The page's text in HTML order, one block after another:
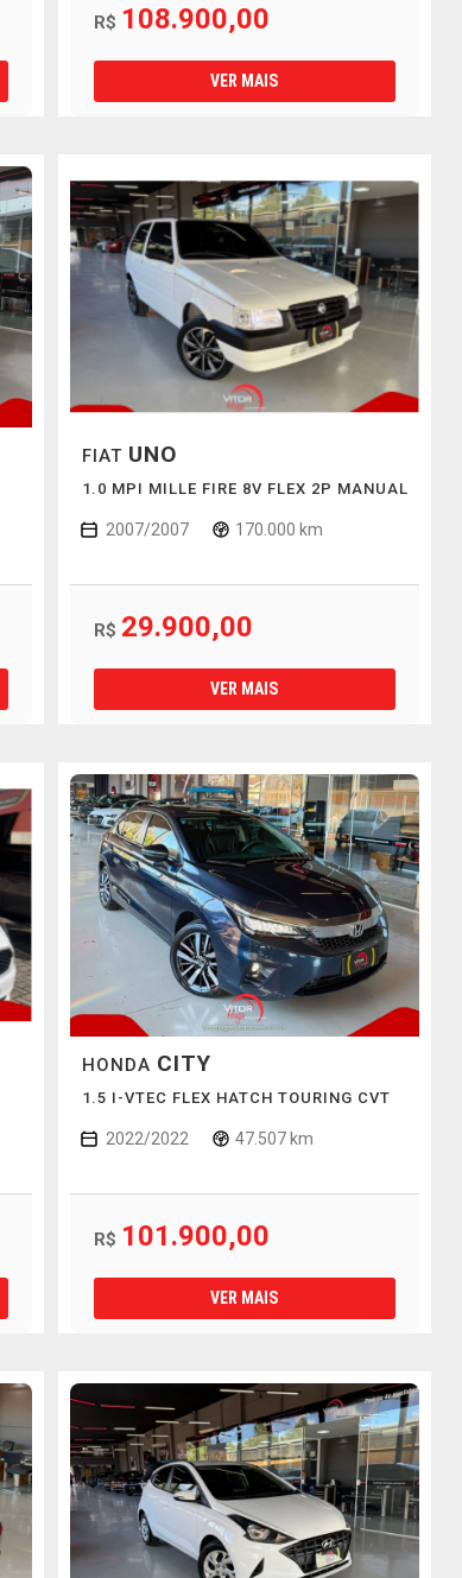
R$ 108.900,00
VER MAIS
FIAT UNO
1.0 MPI MILLE FIRE 8V FLEX 2P MANUAL
2007/2007 170.000 km
R$ 29.900,00
VER MAIS
HONDA CITY
1.5 I-VTEC FLEX HATCH TOURING CVT
2022/2022 47.507 km
R$ 101.900,00
VER MAIS